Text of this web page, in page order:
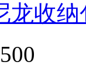
龙收纳